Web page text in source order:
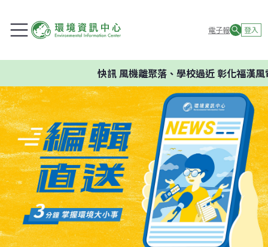
電子報 登入
快訊風機離聚落、學校過近 彰化福漢風